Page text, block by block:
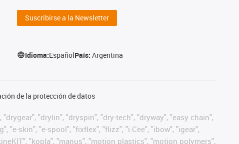
Suscribirse a la Newsletter
Idioma:EspañolPaís:Argentina
de la protección de datos
"drylin", "dryspin", "dry-tech", "dryway", "easy chain",
"e-skin", "e-spool", "fixflex", "flizz", "i.Cee", "ibow", "igear",
"kopla", "manus", "motion plastics", "motion polymers",